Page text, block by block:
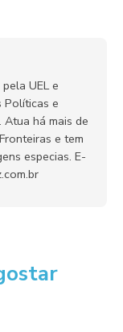
UEL e
Políticas e
Atua há mais de
e tem
especias. E-